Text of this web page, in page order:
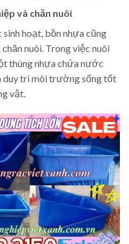
và chăn nuôi
hoạt, bồn nhựa cũng
nuôi. Trong việc nuôi
thùng nhựa chứa nước
duy trì môi trường sống tốt
vật.